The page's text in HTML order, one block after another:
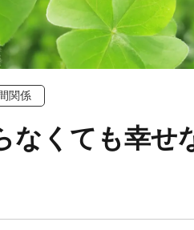
関係
なくても幸せ